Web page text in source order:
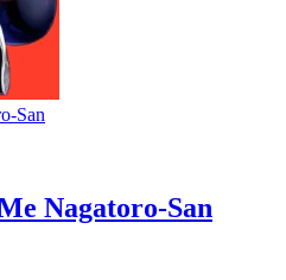
San
Nagatoro-San